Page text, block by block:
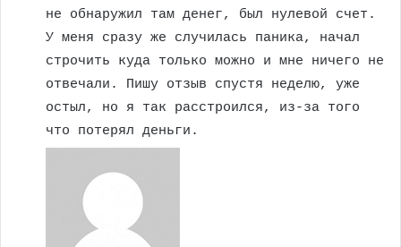
не обнаружил там денег, был нулевой счет.
У меня сразу же случилась паника, начал
строчить куда только можно и мне ничего не
отвечали. Пишу отзыв спустя неделю, уже
остыл, но я так расстроился, из-за того
что потерял деньги.